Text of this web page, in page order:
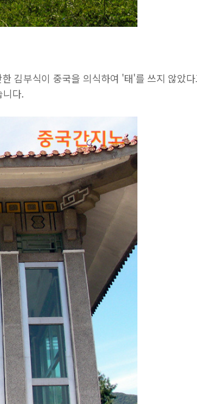
김부식이 중국을 의식하여 '태'를 쓰지 않았
니다.